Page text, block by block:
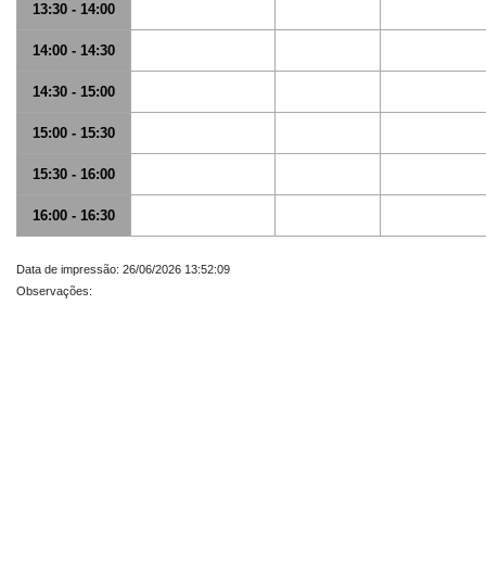
13:30 - 14:00
14:00 - 14:30
14:30 - 15:00
15:00 - 15:30
15:30 - 16:00
16:00 - 16:30
Data de impressão: 26/06/2026 13:52:09
Observações: